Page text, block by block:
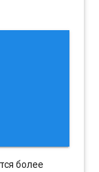
более